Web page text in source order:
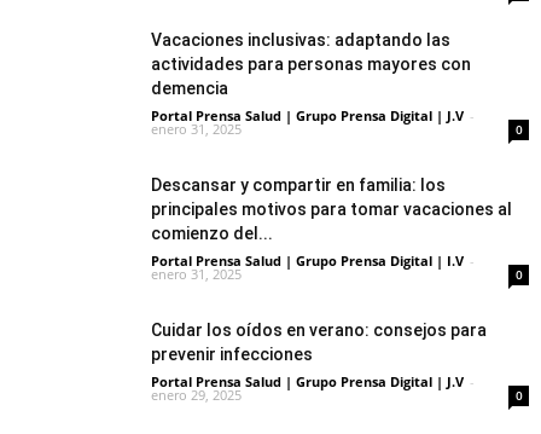
Vacaciones inclusivas: adaptando las
actividades para personas mayores con
demencia
Portal Prensa Salud | Grupo Prensa Digital | J.V -
enero 31, 2025 0
Descansar y compartir en familia: los
principales motivos para tomar vacaciones al
comienzo del...
Portal Prensa Salud | Grupo Prensa Digital | I.V -
enero 31, 2025 0
Cuidar los oídos en verano: consejos para
prevenir infecciones
Portal Prensa Salud | Grupo Prensa Digital | J.V -
enero 29, 2025 0